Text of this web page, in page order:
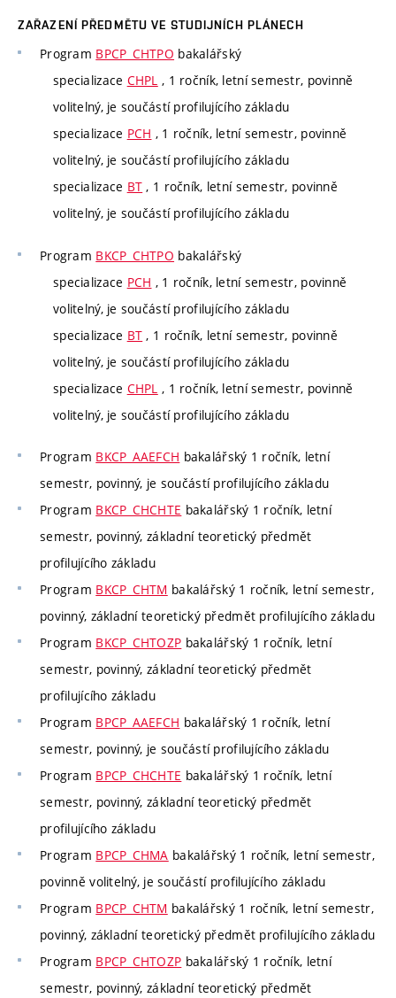
ZAŘAZENÍ PŘEDMĚTU VE STUDIJNÍCH PLÁNECH
Program BPCP_CHTPO bakalářský
specializace CHPL , 1 ročník, letní semestr, povinně
volitelný, je součástí profilujícího základu
specializace PCH , 1 ročník, letní semestr, povinně
volitelný, je součástí profilujícího základu
specializace BT , 1 ročník, letní semestr, povinně
volitelný, je součástí profilujícího základu
Program BKCP_CHTPO bakalářský
specializace PCH , 1 ročník, letní semestr, povinně
volitelný, je součástí profilujícího základu
specializace BT , 1 ročník, letní semestr, povinně
volitelný, je součástí profilujícího základu
specializace CHPL , 1 ročník, letní semestr, povinně
volitelný, je součástí profilujícího základu
Program BKCP_AAEFCH bakalářský 1 ročník, letní
semestr, povinný, je součástí profilujícího základu
Program BKCP_CHCHTE bakalářský 1 ročník, letní
semestr, povinný, základní teoretický předmět
profilujícího základu
Program BKCP_CHTM bakalářský 1 ročník, letní semestr,
povinný, základní teoretický předmět profilujícího základu
Program BKCP_CHTOZP bakalářský 1 ročník, letní
semestr, povinný, základní teoretický předmět
profilujícího základu
Program BPCP_AAEFCH bakalářský 1 ročník, letní
semestr, povinný, je součástí profilujícího základu
Program BPCP_CHCHTE bakalářský 1 ročník, letní
semestr, povinný, základní teoretický předmět
profilujícího základu
Program BPCP_CHMA bakalářský 1 ročník, letní semestr,
povinně volitelný, je součástí profilujícího základu
Program BPCP_CHTM bakalářský 1 ročník, letní semestr,
povinný, základní teoretický předmět profilujícího základu
Program BPCP_CHTOZP bakalářský 1 ročník, letní
semestr, povinný, základní teoretický předmět